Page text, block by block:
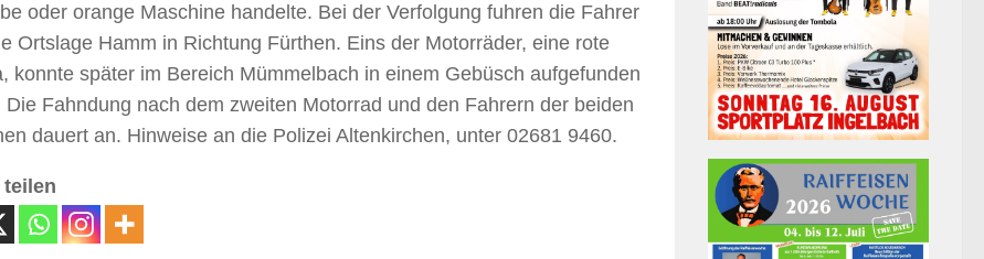
oder orange Maschine handelte. Bei der Verfolgung fuhren die Fahrer
Ortslage Hamm in Richtung Fürthen. Eins der Motorräder, eine rote
konnte später im Bereich Mümmelbach in einem Gebüsch aufgefunden
Die Fahndung nach dem zweiten Motorrad und den Fahrern der beiden
dauert an. Hinweise an die Polizei Altenkirchen, unter 02681 9460.